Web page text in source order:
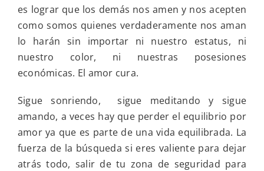
es lograr que los demás nos amen y nos acepten
como somos quienes verdaderamente nos aman
lo harán sin importar ni nuestro estatus, ni
nuestro color, ni nuestras posesiones
económicas. El amor cura.
Sigue sonriendo, sigue meditando y sigue
amando, a veces hay que perder el equilibrio por
amor ya que es parte de una vida equilibrada. La
fuerza de la búsqueda si eres valiente para dejar
atrás todo, salir de tu zona de seguridad para